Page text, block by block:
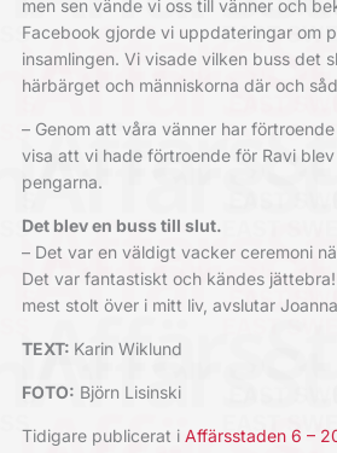
men sen vände vi oss till vänner och
Facebook gjorde vi uppdateringar om
insamlingen. Vi visade vilken buss det
härbärget och människorna där och
– Genom att våra vänner har
visa att vi hade förtroende för Ravi
pengarna.
Det blev en buss till slut.
– Det var en väldigt vacker ceremoni
Det var fantastiskt och kändes
mest stolt över i mitt liv, avslutar
TEXT: Karin Wiklund
FOTO: Björn Lisinski
Tidigare publicerat i Affärsstaden 6 –